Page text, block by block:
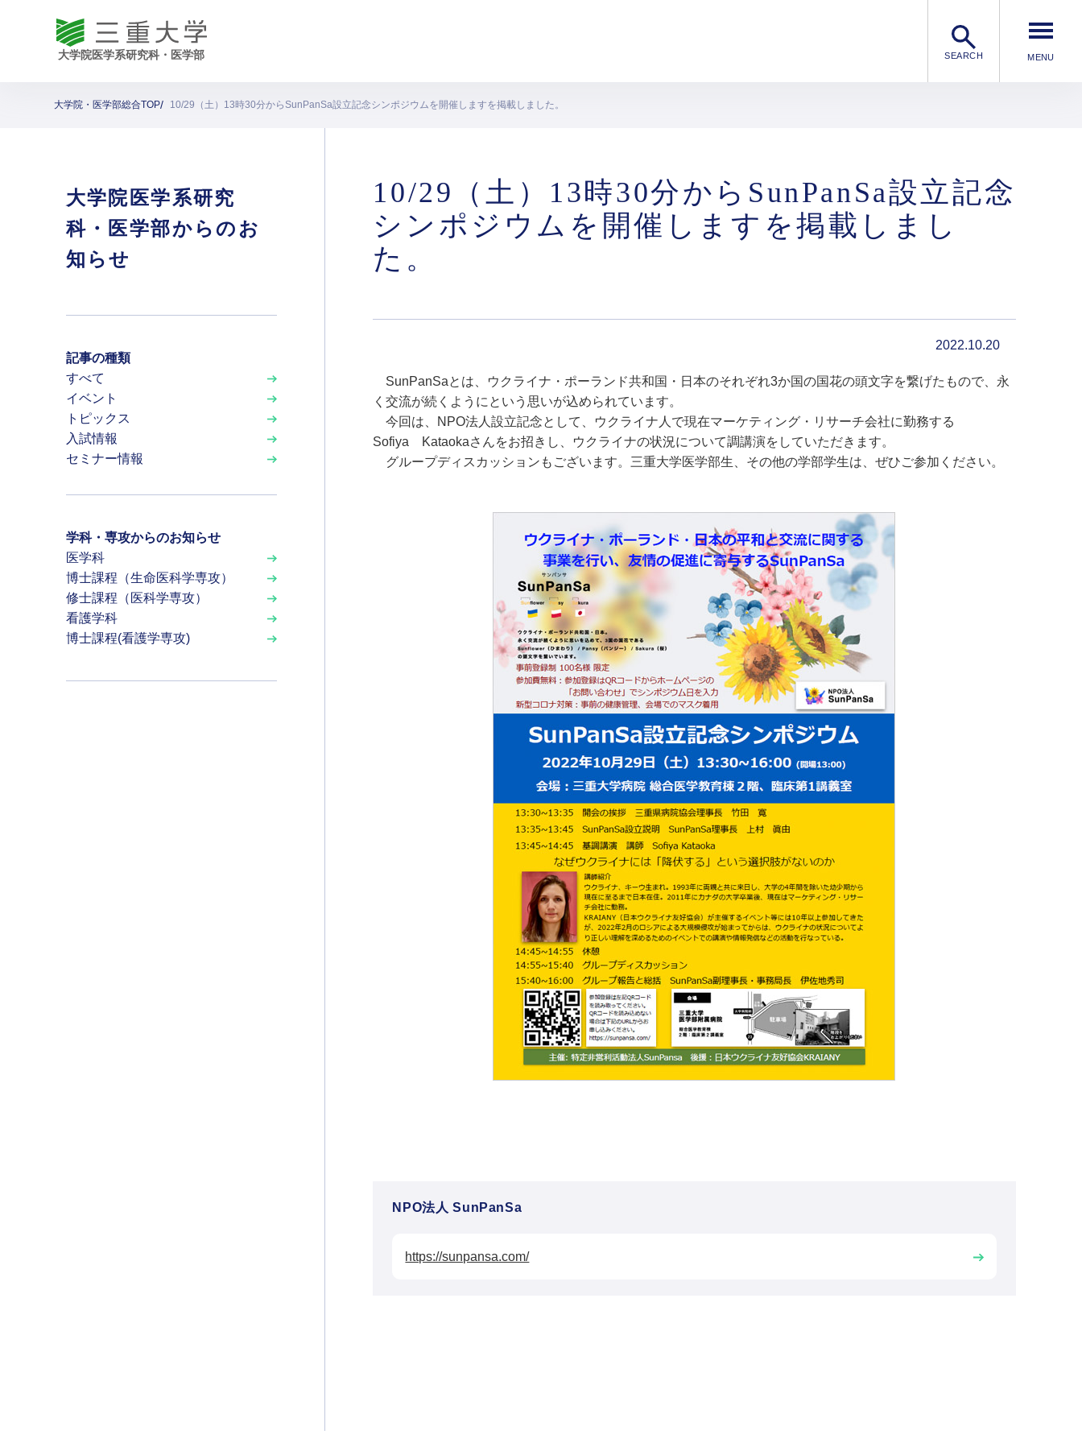
SEARCH
大学院・医学部総合TOP 10/29（土）13時30分からSunPanSa設立記念シンポジウムを開催しますを掲載しました。
10/29（土）13時30分からSunPanSa設立記念
シンポジウムを開催しますを掲載しまし
た。
2022.10.20
SunPanSaとは、ウクライナ・ポーランド共和国・日本のそれぞれ3か国の国花の頭文字を繋げたもので、永
く交流が続くようにという思いが込められています。
今回は、NPO法人設立記念として、ウクライナ人で現在マーケティング・リサーチ会社に勤務する
Sofiya Kataokaさんをお招きし、ウクライナの状況について調講演をしていただきます。
グループディスカッションもございます。三重大学医学部生、その他の学部学生は、ぜひご参加ください。
NPO法人 SunPanSa
https://sunpansa.com/
大学院医学系研究
科・医学部からのお
知らせ
記事の種類
すべて
イベント
トピックス
入試情報
セミナー情報
学科・専攻からのお知らせ
医学科
博士課程（生命医科学専攻）
修士課程（医科学専攻）
看護学科
博士課程(看護学専攻)